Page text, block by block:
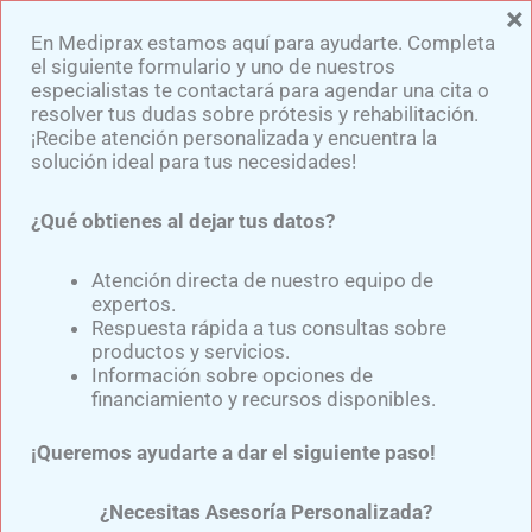
contenido
Actividades Avanzadas Con
Rodilla Protésica Mecánica
Samuel Medina/julio 5, 2025
permite realizar actividades básicas, sino que
también facilita una mayor independencia con el
En Mediprax estamos aquí para ayudarte. Completa
el siguiente formulario y uno de nuestros
especialistas te contactará para agendar una cita o
resolver tus dudas sobre prótesis y rehabilitación.
¡Recibe atención personalizada y encuentra la
solución ideal para tus necesidades!
¿Qué obtienes al dejar tus datos?
Atención directa de nuestro equipo de
expertos.
Respuesta rápida a tus consultas sobre
productos y servicios.
Información sobre opciones de
financiamiento y recursos disponibles.
¡Queremos ayudarte a dar el siguiente paso!
¿Necesitas Asesoría Personalizada?
×